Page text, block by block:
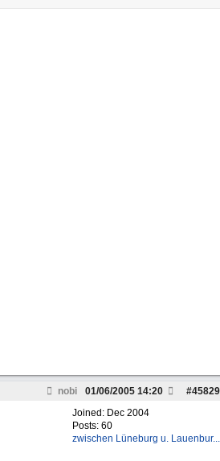
nobi #45829
01/06/2005 14:20
Joined: Dec 2004
Posts: 60
zwischen Lüneburg u. Lauenbur...